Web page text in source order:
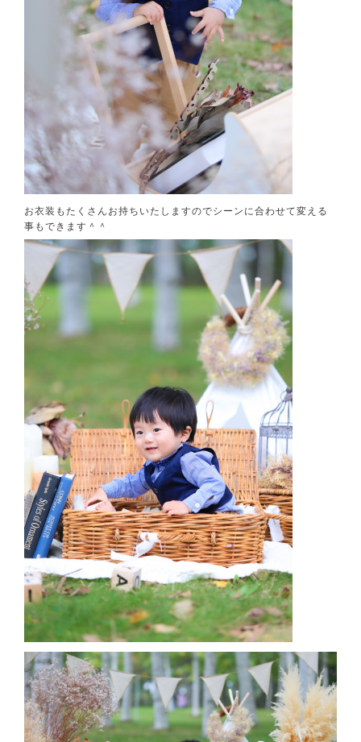
お衣装もたくさんお持ちいたしますのでシーンに合わせて変える
事もできます＾＾